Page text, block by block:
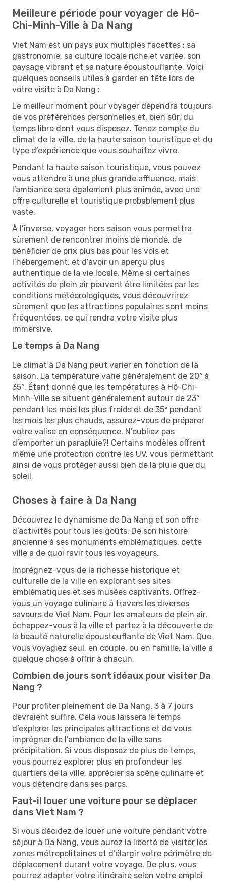
Meilleure période pour voyager de Hô-
Chi-Minh-Ville à Da Nang
Viet Nam est un pays aux multiples facettes : sa
gastronomie, sa culture locale riche et variée, son
paysage vibrant et sa nature époustouflante. Voici
quelques conseils utiles à garder en tête lors de
votre visite à Da Nang :
Le meilleur moment pour voyager dépendra toujours
de vos préférences personnelles et, bien sûr, du
temps libre dont vous disposez. Tenez compte du
climat de la ville, de la haute saison touristique et du
type d’expérience que vous souhaitez vivre.
Pendant la haute saison touristique, vous pouvez
vous attendre à une plus grande affluence, mais
l’ambiance sera également plus animée, avec une
offre culturelle et touristique probablement plus
vaste.
À l’inverse, voyager hors saison vous permettra
sûrement de rencontrer moins de monde, de
bénéficier de prix plus bas pour les vols et
l’hébergement, et d’avoir un aperçu plus
authentique de la vie locale. Même si certaines
activités de plein air peuvent être limitées par les
conditions météorologiques, vous découvrirez
sûrement que les attractions populaires sont moins
fréquentées, ce qui rendra votre visite plus
immersive.
Le temps à Da Nang
Le climat à Da Nang peut varier en fonction de la
saison. La température varie généralement de 20º à
35º. Étant donné que les températures à Hô-Chi-
Minh-Ville se situent généralement autour de 23º
pendant les mois les plus froids et de 35º pendant
les mois les plus chauds, assurez-vous de préparer
votre valise en conséquence. N’oubliez pas
d’emporter un parapluie?! Certains modèles offrent
même une protection contre les UV, vous permettant
ainsi de vous protéger aussi bien de la pluie que du
soleil.
Choses à faire à Da Nang
Découvrez le dynamisme de Da Nang et son offre
d’activités pour tous les goûts. De son histoire
ancienne à ses monuments emblématiques, cette
ville a de quoi ravir tous les voyageurs.
Imprégnez-vous de la richesse historique et
culturelle de la ville en explorant ses sites
emblématiques et ses musées captivants. Offrez-
vous un voyage culinaire à travers les diverses
saveurs de Viet Nam. Pour les amateurs de plein air,
échappez-vous à la ville et partez à la découverte de
la beauté naturelle époustouflante de Viet Nam. Que
vous voyagiez seul, en couple, ou en famille, la ville a
quelque chose à offrir à chacun.
Combien de jours sont idéaux pour visiter Da
Nang ?
Pour profiter pleinement de Da Nang, 3 à 7 jours
devraient suffire. Cela vous laissera le temps
d’explorer les principales attractions et de vous
imprégner de l’ambiance de la ville sans
précipitation. Si vous disposez de plus de temps,
vous pourrez explorer plus en profondeur les
quartiers de la ville, apprécier sa scène culinaire et
vous détendre dans ses parcs.
Faut-il louer une voiture pour se déplacer
dans Viet Nam ?
Si vous décidez de louer une voiture pendant votre
séjour à Da Nang, vous aurez la liberté de visiter les
zones métropolitaines et d’élargir votre périmètre de
déplacement durant votre voyage. De plus, vous
pourrez adapter votre itinéraire selon votre emploi